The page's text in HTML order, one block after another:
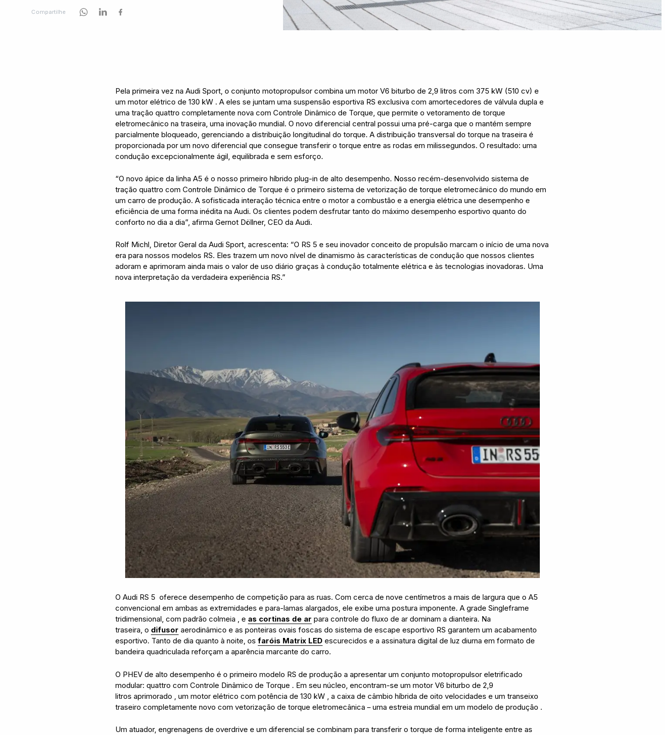
Compartilhe
Pela primeira vez na Audi Sport, o conjunto motopropulsor combina um motor V6 biturbo de 2,9 litros com 375 kW (510 cv) e
um motor elétrico de 130 kW .A eles se juntam uma suspensão esportiva RS exclusiva com amortecedores de válvula dupla e
uma tração quattro completamente nova com Controle Dinâmico de Torque, que permite o vetoramento de torque
eletromecânico na traseira, uma inovação mundial. O novo diferencial central possui uma pré-carga queo mantém sempre
parcialmente bloqueado, gerenciando a distribuição longitudinal do torque. A distribuição transversal do torque na traseira é
proporcionada por um novo diferencial que consegue transferir o torque entre as rodas em milissegundos. O resultado: uma
condução excepcionalmente ágil, equilibrada e sem esforço.
“O novo ápice da linha A5 é o nosso primeiro híbrido plug-in de alto desempenho. Nosso recém-desenvolvido sistema de
tração quattro com Controle Dinâmico de Torque é o primeiro sistema de vetorização de torque eletromecânico do mundo em
um carro de produção. A sofisticada interação técnica entre o motor a combustão e a energia elétrica une desempenho e
eficiência de uma forma inédita na Audi. Os clientes podem desfrutar tanto do máximo desempenho esportivo quanto do
conforto no dia a dia”, afirma Gernot Döllner, CEO da Audi.
Rolf Michl, Diretor Geral da Audi Sport, acrescenta: “O RS 5 e seu inovador conceito de propulsão marcam o início de uma nova
era para nossos modelos RS. Eles trazem um novo nível de dinamismo às características de condução que nossos clientes
adoram e aprimoram ainda mais o valor de uso diário graças à condução totalmente elétrica e às tecnologias inovadoras. Uma
nova interpretação da verdadeira experiência RS.”
O Audi RS 5 oferece desempenho de competição para as ruas. Com cerca de nove centímetros a mais de largura que o A5
convencional em ambas as extremidades e para-lamas alargados, ele exibe uma postura imponente. A grade Singleframe
tridimensional, com padrão colmeia , e as cortinas de ar para controle do fluxo de ar dominam a dianteira. Na
traseira, o difusor aerodinâmico e as ponteiras ovais foscas do sistema de escape esportivo RS garantem um acabamento
esportivo. Tanto de dia quanto à noite, osfaróis Matrix LED escurecidos e a assinatura digital de luz diurna em formato de
bandeira quadriculada reforçam a aparência marcante do carro.
O PHEV de alto desempenho é o primeiro modelo RS de produção a apresentar um conjunto motopropulsor eletrificado
modular: quattro com Controle Dinâmico de Torque . Em seu núcleo, encontram-se um motor V6 biturbo de 2,9
litros aprimorado , um motor elétrico com potência de 130 kW , a caixa de câmbio híbrida de oito velocidades e um transeixo
traseiro completamente novo com vetorização de torque eletromecânica – uma estreia mundial em um modelo de produção .
Um atuador, engrenagens de overdrive e um diferencial se combinam para transferir o torque de forma inteligente entre as